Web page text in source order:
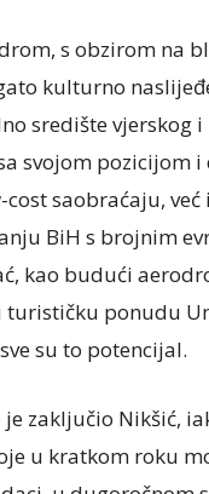
s obzirom na
kulturno
središte vjerskog
svojom pozicijom
saobraćaju, već
BiH s brojnim
kao budući
turističku ponudu
su to potencijal.
zaključio Nikšić,
u kratkom roku